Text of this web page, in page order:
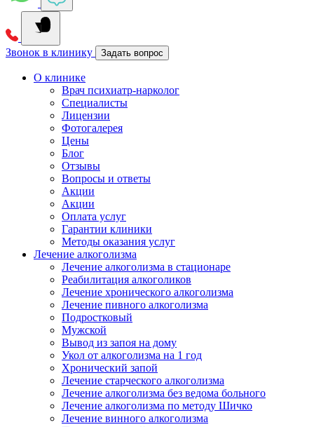
Звонок в клинику Задать вопрос
О клинике
Врач психиатр-нарколог
Специалисты
Лицензии
Фотогалерея
Цены
Блог
Отзывы
Вопросы и ответы
Акции
Акции
Оплата услуг
Гарантии клиники
Методы оказания услуг
Лечение алкоголизма
Лечение алкоголизма в стационаре
Реабилитация алкоголиков
Лечение хронического алкоголизма
Лечение пивного алкоголизма
Подростковый
Мужской
Вывод из запоя на дому
Укол от алкоголизма на 1 год
Хронический запой
Лечение старческого алкоголизма
Лечение алкоголизма без ведома больного
Лечение алкоголизма по методу Шичко
Лечение винного алкоголизма